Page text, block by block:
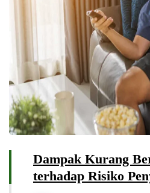
Dampak Kurang
terhadap Risiko